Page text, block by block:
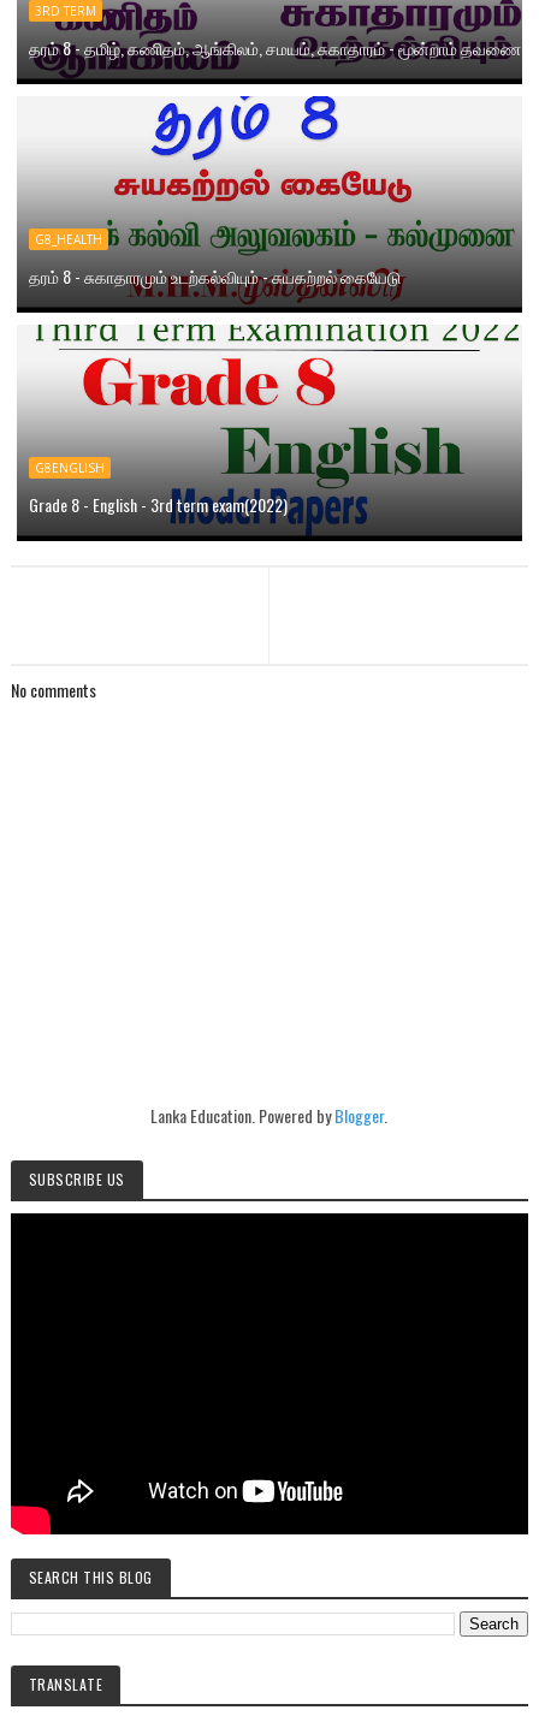
3RD TERM
தரம் 8 - தமிழ், கணிதம், ஆங்கிலம், சமயம், சுகாதாரம் - மூன்றாம் தவணை
G8_HEALTH
தரம் 8 - சுகாதாரமும் உடற்கல்வியும் - சுயகற்றல் கையேடு
G8ENGLISH
Grade 8 - English - 3rd term exam(2022)
No comments
Lanka Education. Powered byBlogger.
SUBSCRIBE US
SEARCH THIS BLOG
TRANSLATE